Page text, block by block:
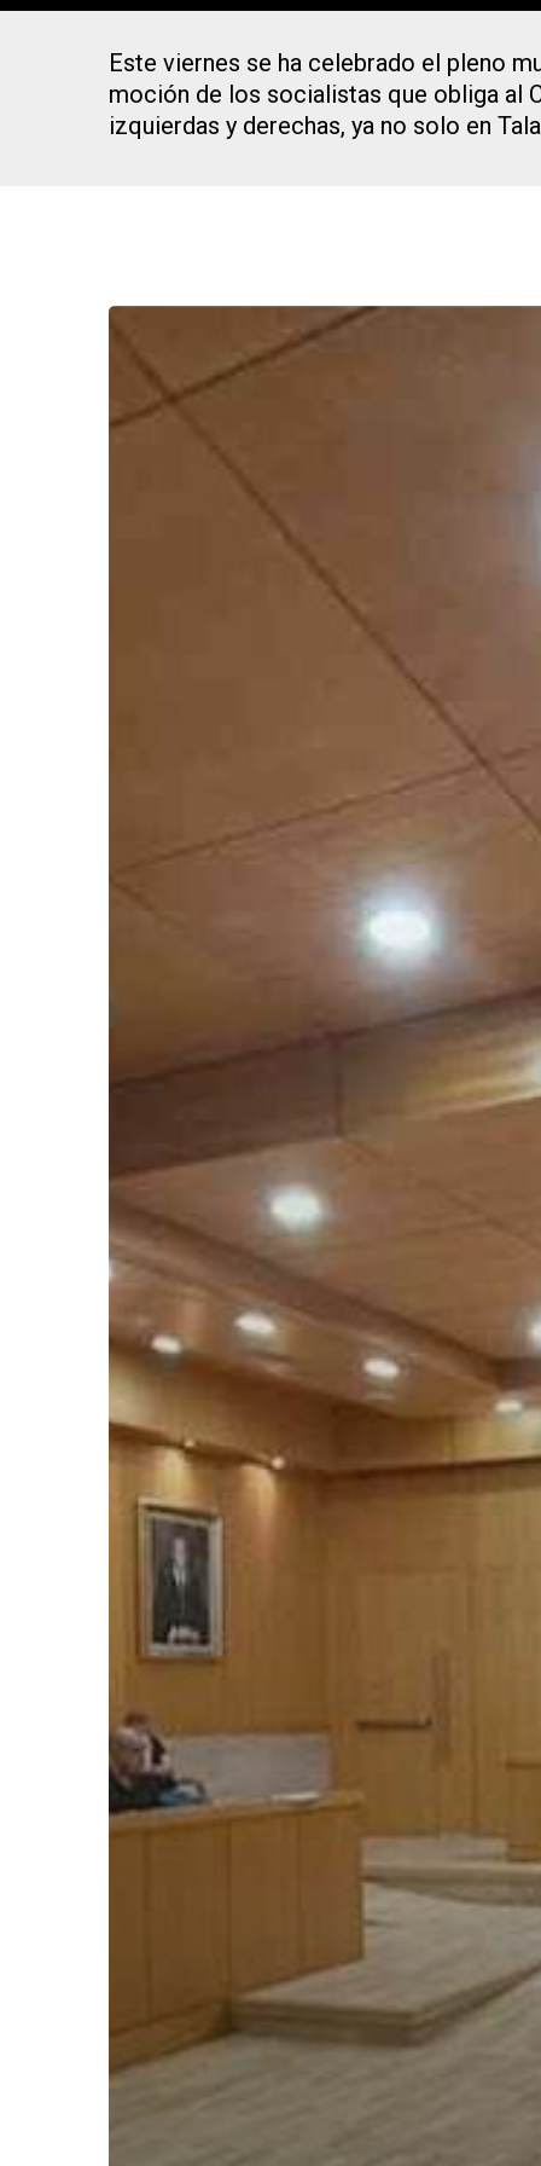
Presiona Intro para buscar o ESC para cerrar
Este viernes se ha celebrado el pleno
moción de los socialistas que obliga al
izquierdas y derechas, ya no solo en